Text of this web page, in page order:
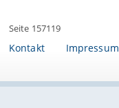
Seite 157119
Kontakt Impressum